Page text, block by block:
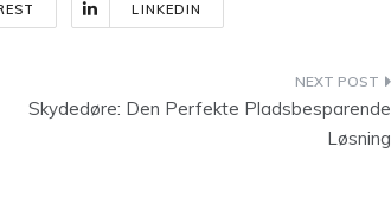
LINKEDIN
Skydedøre: Den Perfekte Pladsbesparende
Løsning